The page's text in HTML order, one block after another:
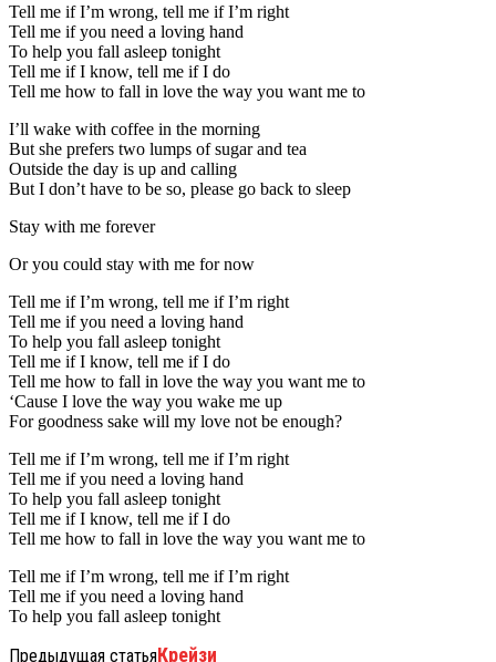
Tell me if I’m wrong, tell me if I’m right
Tell me if you need a loving hand
To help you fall asleep tonight
Tell me if I know, tell me if I do
Tell me how to fall in love the way you want me to
I’ll wake with coffee in the morning
But she prefers two lumps of sugar and tea
Outside the day is up and calling
But I don’t have to be so, please go back to sleep
Stay with me forever
Or you could stay with me for now
Tell me if I’m wrong, tell me if I’m right
Tell me if you need a loving hand
To help you fall asleep tonight
Tell me if I know, tell me if I do
Tell me how to fall in love the way you want me to
‘Cause I love the way you wake me up
For goodness sake will my love not be enough?
Tell me if I’m wrong, tell me if I’m right
Tell me if you need a loving hand
To help you fall asleep tonight
Tell me if I know, tell me if I do
Tell me how to fall in love the way you want me to
Tell me if I’m wrong, tell me if I’m right
Tell me if you need a loving hand
To help you fall asleep tonight
Предыдущая статьяКрейзи